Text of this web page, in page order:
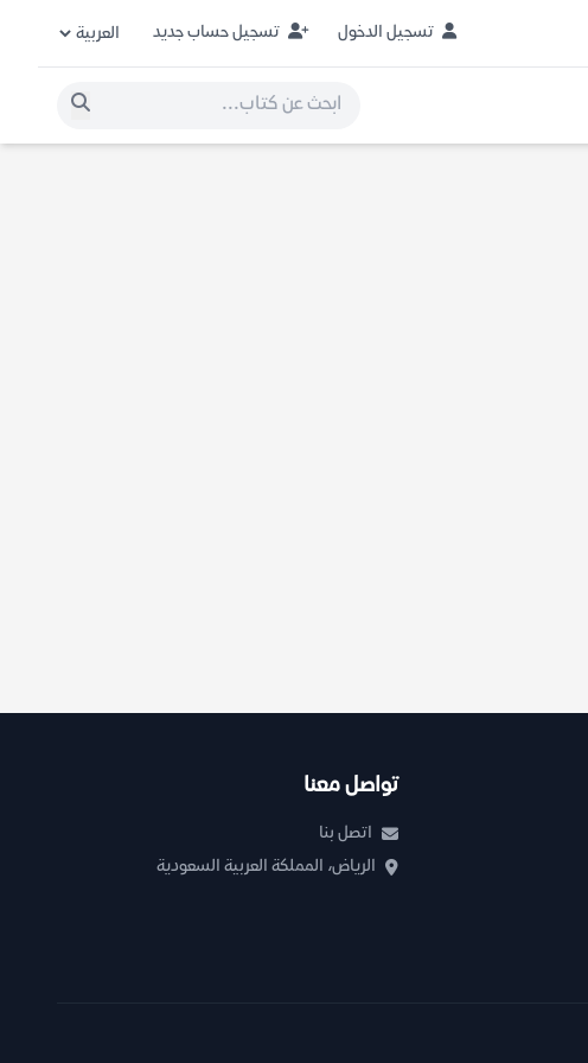
تسجيل الدخول تسجيل حساب جديد
تواصل معنا
اتصل بنا
الرياض، المملكة العربية السعودية